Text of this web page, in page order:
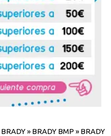
BRADY» BRADY BMP » BRADY